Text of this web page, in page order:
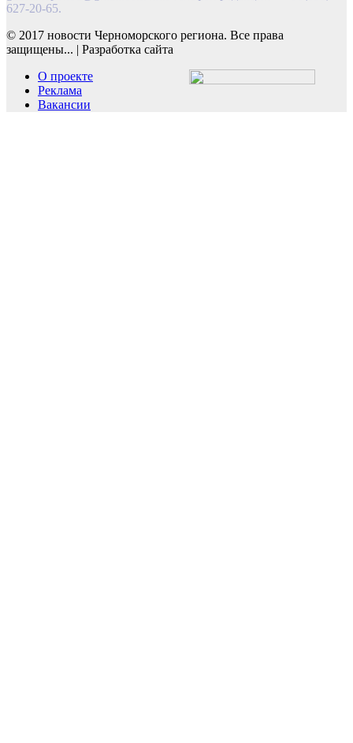
627-20-65.
© 2017 новости Черноморского региона. Все права
защищены...
Разработка сайта
О проекте
Реклама
Вакансии